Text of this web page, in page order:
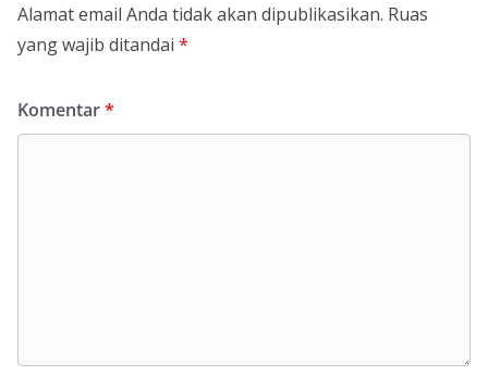
Alamat email Anda tidak akan dipublikasikan. Ruas
yang wajib ditandai *
Komentar*